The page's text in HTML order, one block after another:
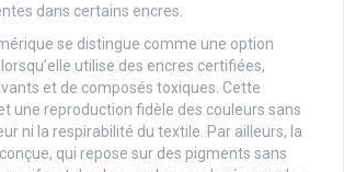
dans certains encres.
se distingue comme une option
utilise des encres certifiées,
et de composés toxiques. Cette
une reproduction fidèle des couleurs sans
ni la respirabilité du textile. Par ailleurs, la
qui repose sur des pigments sans